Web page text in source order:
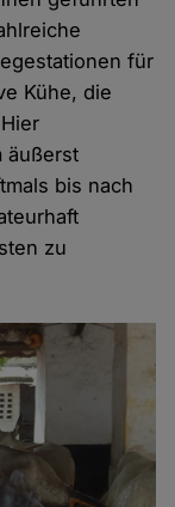
für
Kühe, die
äußerst
bis nach
zu